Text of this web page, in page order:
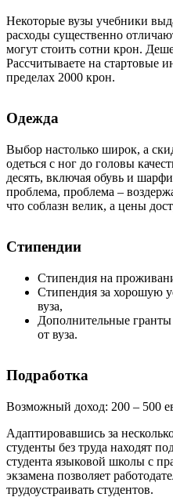
Некоторые вузы учебники
расходы существенно
могут стоить сотни крон.
Рассчитываете на стартовые
пределах 2000 крон.
Одежда
Выбор настолько широк, а
одеться с ног до головы
десять, включая обувь и
проблема, проблема –
что соблазн велик, а цены
Стипендии
Стипендия на
Стипендия за хорошую
вуза,
Дополнительные
от вуза.
Подработка
Возможный доход: 200 – 500
Адаптировавшись за
студенты без труда находят
студента языковой школы с
экзамена позволяет
трудоустраивать студентов.